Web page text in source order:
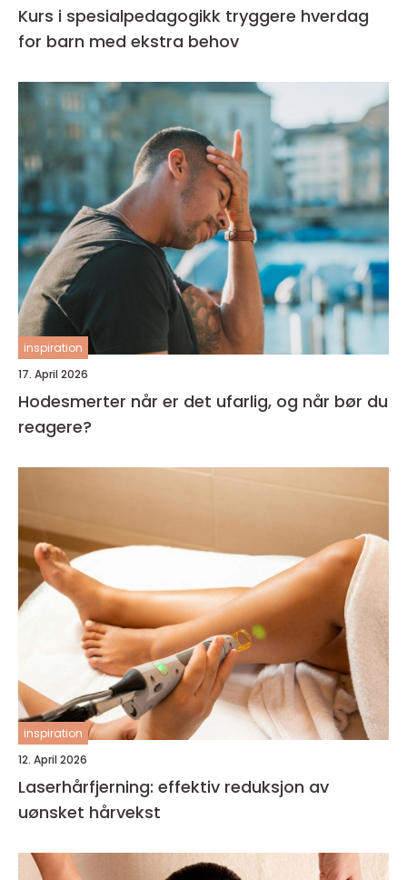
Kurs i spesialpedagogikk tryggere hverdag
for barn med ekstra behov
inspiration
17. April 2026
Hodesmerter når er det ufarlig, og når bør du
reagere?
inspiration
12. April 2026
Laserhårfjerning: effektiv reduksjon av
uønsket hårvekst